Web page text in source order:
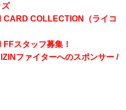
COLLECTION（ライコ
スタッフ募集！
ファイターへのスポンサー /